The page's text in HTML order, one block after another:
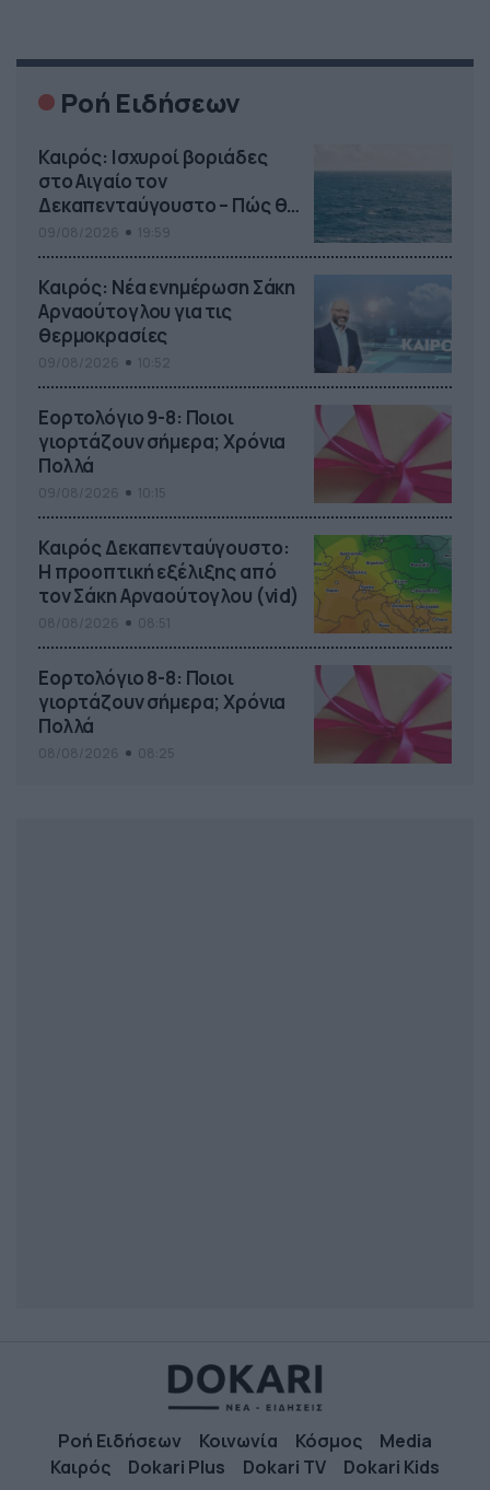
Ροή Ειδήσεων
Καιρός: Ισχυροί βοριάδες
στο Αιγαίο τον
Δεκαπενταύγουστο – Πώς θα
κυλήσει η εβδομάδα
Καιρός: Νέα ενημέρωση Σάκη
Αρναούτογλου για τις
θερμοκρασίες
Εορτολόγιο 9-8: Ποιοι
γιορτάζουν σήμερα; Χρόνια
Πολλά
Καιρός Δεκαπενταύγουστο:
Η προοπτική εξέλιξης από
τον Σάκη Αρναούτογλου (vid)
Εορτολόγιο 8-8: Ποιοι
γιορτάζουν σήμερα; Χρόνια
Πολλά
Ροή Ειδήσεων Κοινωνία Κόσμος
Media
Καιρός
Dokari Plus Dokari TV Dokari Kids